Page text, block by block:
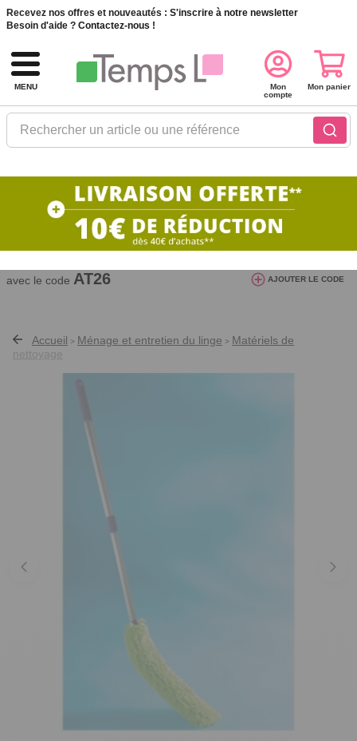
Recevez nos offres et nouveautés : S'inscrire à notre newsletter
Besoin d'aide ? Contactez-nous !
MENU
Rechercher un article ou une référence
Mon
compte
Mon panier
10€ de réduction dès 40€ d'achat. Offre
valable du 03/08/2026 au 12/08/2026.
avec le code AT26 AJOUTER LE CODE
Accueil > Ménage et entretien du linge > Matériels de
nettoyage